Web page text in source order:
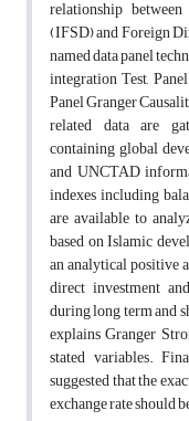
relationship
(IFSD) and Foreign
named data panel
integration Test,
Panel Granger
related data are
containing global
and UNCTAD
indexes including
are available to
based on Islamic
an analytical positive
direct investment
during long term and
explains Granger
stated variables.
suggested that the
exchange rate should